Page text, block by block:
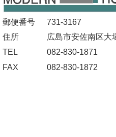
郵便番号
731-3167
住所
広島市安佐南区大
TEL
082-830-1871
FAX
082-830-1872